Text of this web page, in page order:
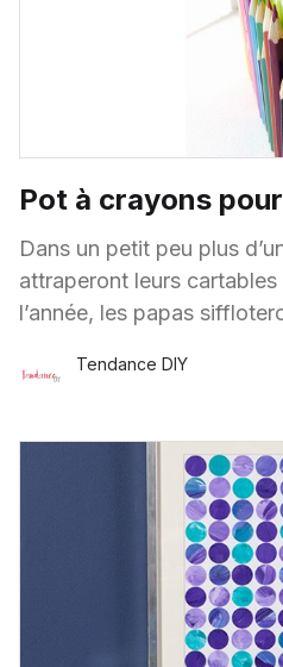
Pot à crayons
Dans un petit peu plus
attraperont leurs
l’année, les papas
Tendance DIY